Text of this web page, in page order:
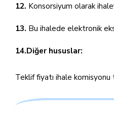
12. Konsorsiyum olarak
13. Bu ihalede elektronik
14.Diğer hususlar:
Teklif fiyatı ihale